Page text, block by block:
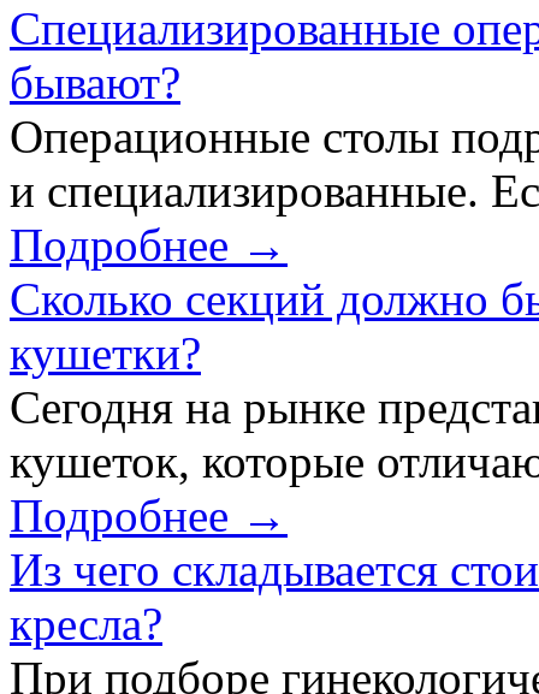
Специализированные
бывают?
Операционные столы
и специализированные.
Подробнее →
Сколько секций должно
кушетки?
Сегодня на рынке
кушеток, которые
Подробнее →
Из чего складывается
кресла?
При подборе